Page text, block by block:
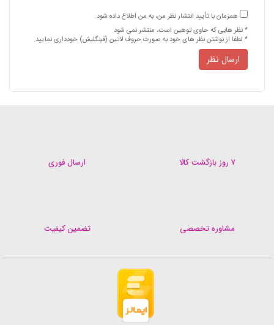
همزمان با تأیید انتشار نظر من، به من اطلاع داده شود.
* نظر هایی كه حاوی توهین است، منتشر نمی شود.
* لطفا از نوشتن نظر های خود به صورت حروف لاتین (فینگلیش) خودداری نمایید.
ارسال نظر
ارسال فوری ۷ روز بازگشت کالا
تضمین کیفیت مشاوره تخصصی